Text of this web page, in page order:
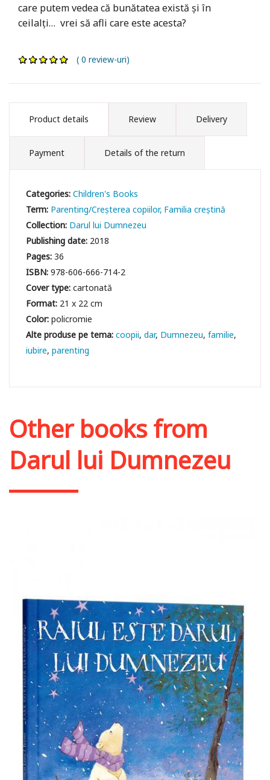
care putem vedea că bunătatea există și în
ceilalți… vrei să afli care este acesta?
( 0 review-uri)
Product details Review Delivery
Payment Details of the return
Categories:Children's Books
Term: Parenting/Creșterea copiilor Familia creștină
Collection: Darul lui Dumnezeu
Publishing date: 2018
Pages:36
ISBN:978-606-666-714-2
Cover type:cartonată
Format: 21 x 22 cm
Color:policromie
coopii dar Dumnezeu familie
iubire parenting
Other books from
Darul lui Dumnezeu